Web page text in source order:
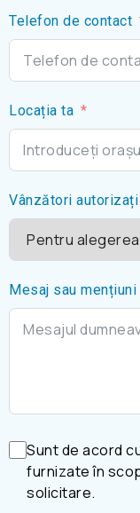
Telefon de contact
Locația ta
Vânzători autorizați
Mesaj sau mențiuni
Sunt de acord
furnizate în
solicitare.